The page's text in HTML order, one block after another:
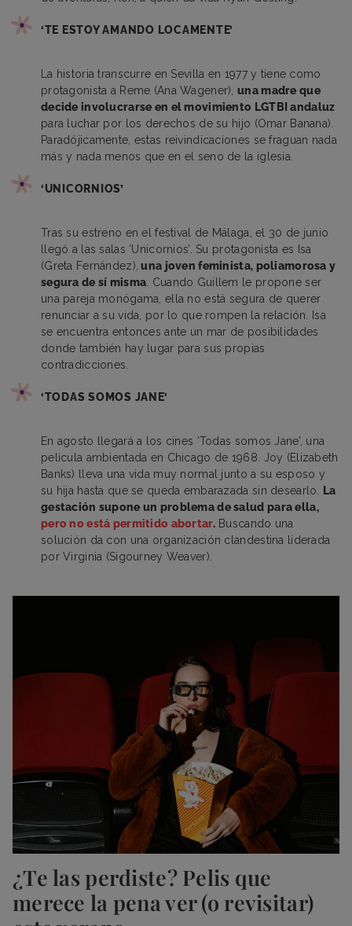
‘TE ESTOY AMANDO LOCAMENTE’
La historia transcurre en Sevilla en 1977 y tiene como
protagonista a Reme (Ana Wagener),una madre que
decide involucrarse en el movimiento LGTBI andaluz
para luchar por los derechos de su hijo (Omar Banana).
Paradójicamente, estas reivindicaciones se fraguan nada
más y nada menos que en el seno de la iglesia.
‘UNICORNIOS’
Tras su estreno en el festival de Málaga, el 30 de junio
llegó a las salas ‘Unicornios’. Su protagonista es Isa
(Greta Fernández), una joven feminista, poliamorosa y
segura de sí misma . Cuando Guillem le propone ser
una pareja monógama, ella no está segura de querer
renunciar a su vida, por lo que rompen la relación. Isa
se encuentra entonces ante un mar de posibilidades
donde también hay lugar para sus propias
contradicciones.
‘TODAS SOMOS JANE’
En agosto llegará a los cines ‘Todas somos Jane’, una
película ambientada en Chicago de 1968. Joy (Elizabeth
Banks) lleva una vida muy normal junto a su esposo y
su hija hasta que se queda embarazada sin desearlo.
La
gestación supone un problema de salud para ella,
pero no está permitido abortar.Buscando una
solución da con una organización clandestina liderada
por Virginia (Sigourney Weaver).
¿Te las perdiste? Pelis que
merece la pena ver (o revisitar)